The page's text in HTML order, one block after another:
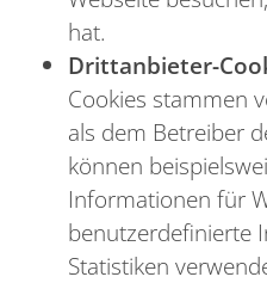
hat.
Drittanbieter-
Cookies stammen
als dem Betreiber
können
Informationen für
benutzerdefinierte
Statistiken